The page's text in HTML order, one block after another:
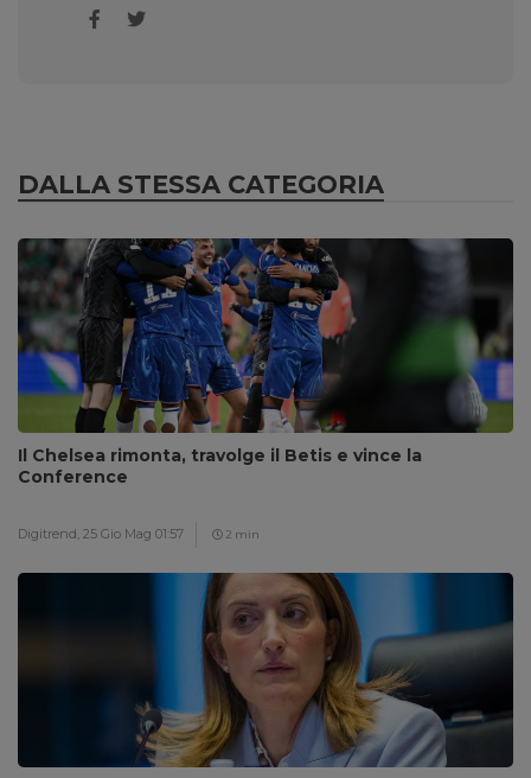
DALLA STESSA CATEGORIA
Il Chelsea rimonta, travolge il Betis e vince la
Conference
Digitrend, 25 Gio Mag 01:57 2 min